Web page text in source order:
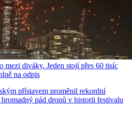
mezi diváky. Jeden stojí přes 60 tisíc
na odpis
přístavem proměnil rekordní
pád dronů v historii festivalu